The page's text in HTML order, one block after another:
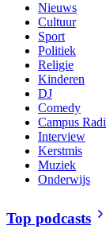
Nieuws
Cultuur
Sport
Politiek
Religie
Kinderen
DJ
Comedy
Campus
Interview
Kerstmis
Muziek
Onderwijs
Top podcasts